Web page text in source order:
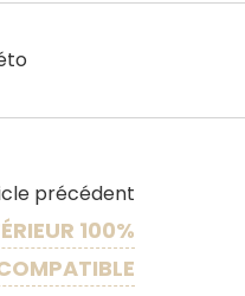
précédent
100%